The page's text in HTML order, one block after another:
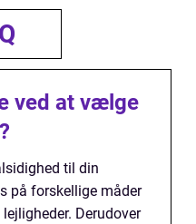
ved at vælge
til din
på forskellige måder
Derudover